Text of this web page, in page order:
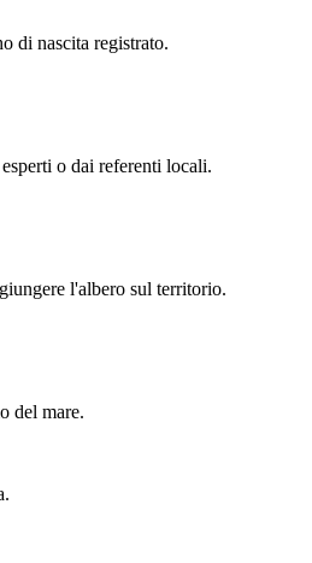
di nascita registrato.
o dai referenti locali.
l'albero sul territorio.
del mare.